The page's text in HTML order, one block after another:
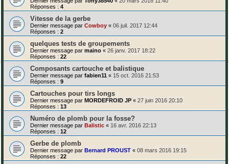
Réponses : 4
Vitesse de la gerbe
Dernier message par Cowboy « 06 juil. 2017 12:44
Réponses : 2
quelques tests de groupements
Dernier message par maino « 26 janv. 2017 18:22
Réponses : 22
Composants cartouche et balistique
Dernier message par fabien11 « 15 oct. 2016 21:53
Réponses : 9
Cartouches pour tirs longs
Dernier message par MORDEFROID JP « 27 juin 2016 20:10
Réponses : 13
Numéro de plomb pour la fosse?
Dernier message par Balistic « 16 avr. 2016 22:13
Réponses : 12
Gerbe de plomb
Dernier message par Bernard PROUST « 08 mars 2016 19:15
Réponses : 22